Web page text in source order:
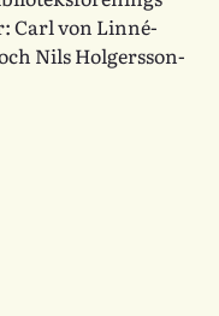
Carl von Linné-
Nils Holgersson-